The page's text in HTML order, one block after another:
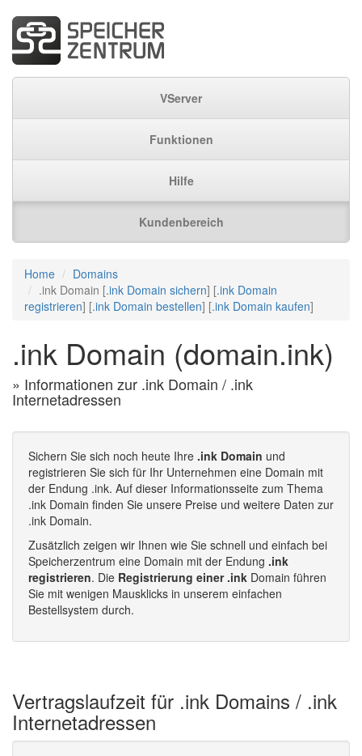
VServer
Funktionen
Hilfe
Kundenbereich
Home
Domains
.ink Domain [.ink Domain sichern] [.ink Domain
registrieren] [.ink Domain bestellen] [.ink Domain kaufen]
.ink Domain (domain.ink)
» Informationen zur .ink Domain / .ink
Internetadressen
Sichern Sie sich noch heute Ihre .ink Domain und
registrieren Sie sich für Ihr Unternehmen eine Domain mit
der Endung .ink. Auf dieser Informationsseite zum Thema
.ink Domain finden Sie unsere Preise und weitere Daten zur
.ink Domain.
Zusätzlich zeigen wir Ihnen wie Sie schnell und einfach bei
Speicherzentrum eine Domain mit der Endung .ink
registrieren. Die Registrierung einer .ink Domain führen
Sie mit wenigen Mausklicks in unserem einfachen
Bestellsystem durch.
Vertragslaufzeit für .ink Domains / .ink
Internetadressen